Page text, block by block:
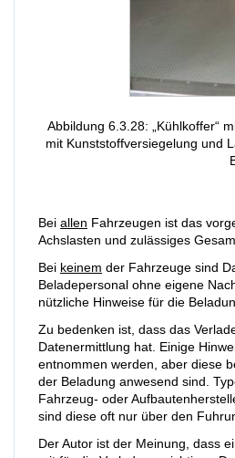
Abbildung 6.3.28: „Kühlkoffer“
mit Kunststoffversiegelung und
Bei allen Fahrzeugen ist das
Achslasten und zulässiges
Bei keinem der Fahrzeuge sind
Beladepersonal ohne eigene
nützliche Hinweise für die
Zu bedenken ist, dass das
Datenermittlung hat. Einige
entnommen werden, aber diese
der Beladung anwesend sind.
Fahrzeug- oder
sind diese oft nur über den
Der Autor ist der Meinung, dass